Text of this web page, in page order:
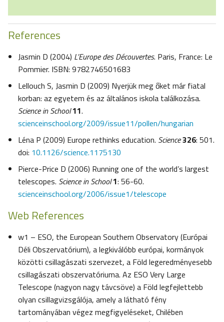
References
Jasmin D (2004) L’Europe des Découvertes. Paris, France: Le
Pommier. ISBN: 9782746501683
Lellouch S, Jasmin D (2009) Nyerjük meg őket már fiatal
korban: az egyetem és az általános iskola találkozása.
Science in School11.
scienceinschool.org/2009/issue11/pollen/hungarian
Léna P (2009) Europe rethinks education. Science326: 501.
doi: 10.1126/science.1175130
Pierce-Price D (2006) Running one of the world’s largest
telescopes. Science in School1: 56-60.
scienceinschool.org/2006/issue1/telescope
Web References
w1 – ESO, the European Southern Observatory (Európai
Déli Obszervatórium), a legkiválóbb európai, kormányok
közötti csillagászati szervezet, a Föld legeredményesebb
csillagászati obszervatóriuma. Az ESO Very Large
Telescope (nagyon nagy távcsöve) a Föld legfejlettebb
olyan csillagvizsgálója, amely a látható fény
tartományában végez megfigyeléseket, Chilében